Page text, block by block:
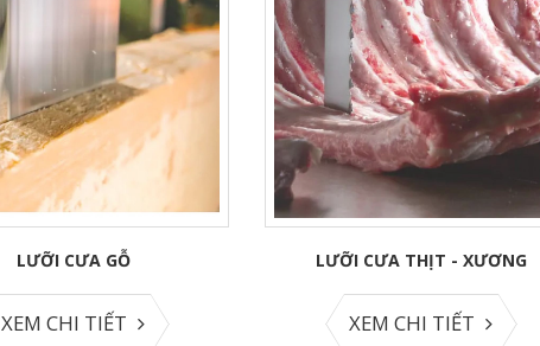
LƯỠI CƯA GỖ
XEM CHI TIẾT
LƯỠI CƯA THỊT - XƯƠNG
XEM CHI TIẾT